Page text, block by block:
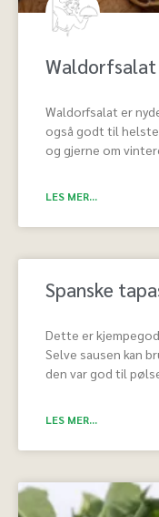
Waldorfsalat
Waldorfsalat er
også godt til
og gjerne om
LES MER...
Spanske
Dette er
Selve sausen kan
den var god til
LES MER...